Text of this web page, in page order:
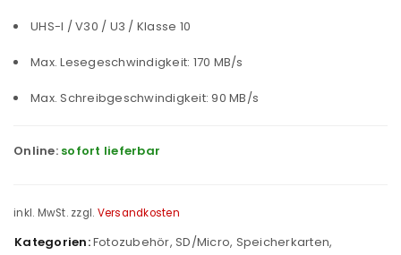
UHS-I / V30 / U3 / Klasse 10
Max. Lesegeschwindigkeit: 170 MB/s
Max. Schreibgeschwindigkeit: 90 MB/s
Online: sofort lieferbar
inkl. MwSt. zzgl. Versandkosten
Kategorien:Fotozubehör, SD/Micro, Speicherkarten,